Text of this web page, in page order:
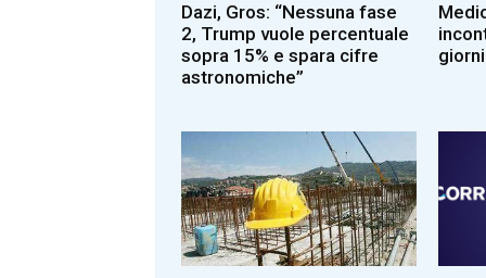
Dazi, Gros: “Nessuna fase
2, Trump vuole percentuale
sopra 15% e spara cifre
astronomiche”